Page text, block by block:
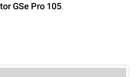
GSe Pro 105.